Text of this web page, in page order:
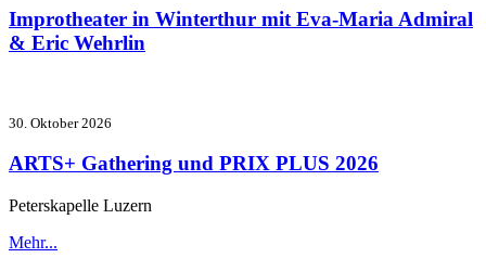
Improtheater in Winterthur mit Eva-Maria Admiral
& Eric Wehrlin
30. Oktober 2026
ARTS+ Gathering und PRIX PLUS 2026
Peterskapelle Luzern
Mehr...